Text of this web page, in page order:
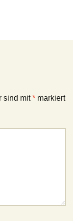
sind mit* markiert